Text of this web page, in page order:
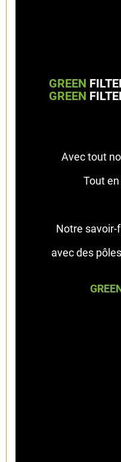
GREEN
GREEN
Avec tout
Tout
Notre savoir-
avec des